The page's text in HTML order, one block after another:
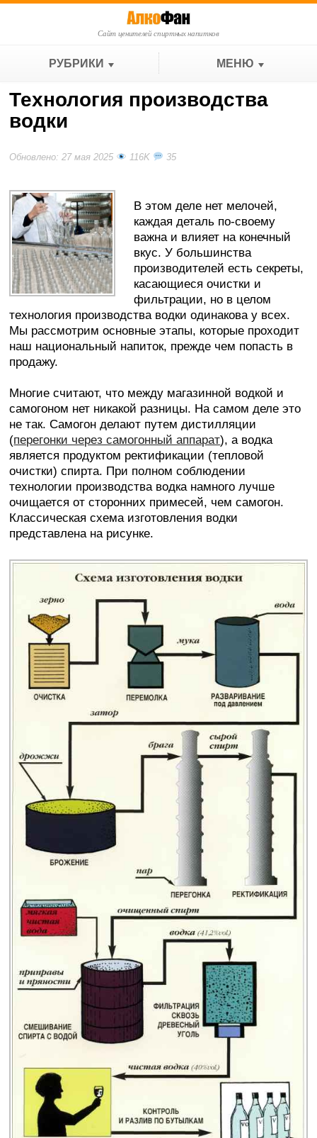
Сайт ценителей спиртных напитков
РУБРИКИ МЕНЮ
Технология производства
водки
Обновлено: 27 мая 2025 116K 35
В этом деле нет мелочей,
каждая деталь по-своему
важна и влияет на конечный
вкус. У большинства
производителей есть секреты,
касающиеся очистки и
фильтрации, но в целом
технология производства водки одинакова у всех.
Мы рассмотрим основные этапы, которые проходит
наш национальный напиток, прежде чем попасть в
продажу.
Многие считают, что между магазинной водкой и
самогоном нет никакой разницы. На самом деле это
не так. Самогон делают путем дистилляции
(перегонки через самогонный аппарат), а водка
является продуктом ректификации (тепловой
очистки) спирта. При полном соблюдении
технологии производства водка намного лучше
очищается от сторонних примесей, чем самогон.
Классическая схема изготовления водки
представлена на рисунке.